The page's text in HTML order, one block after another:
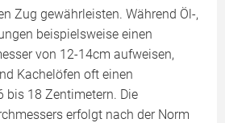
Zug gewährleisten. Während Öl-,
beispielsweise einen
von 12-14cm aufweisen,
Kachelöfen oft einen
bis 18 Zentimetern. Die
erfolgt nach der Norm